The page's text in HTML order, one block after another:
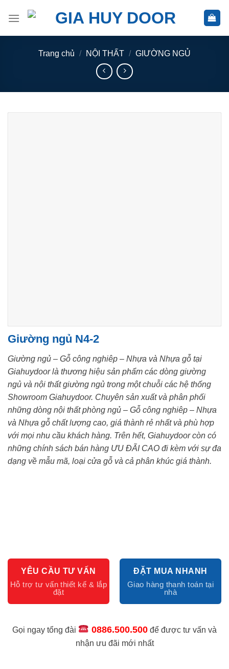
Trang chủ / NỘI THẤT / GIƯỜNG NGỦ
Giường ngủ N4-2
Giường ngủ – Gỗ công nghiêp – Nhựa và Nhựa gỗ tại
Giahuydoor là thương hiệu sản phẩm các dòng giường
ngủ và nội thất giường ngủ trong một chuỗi các hệ thống
Showroom Giahuydoor. Chuyên sản xuất và phân phối
những dòng nội thất phòng ngủ – Gỗ công nghiêp – Nhựa
và Nhựa gỗ chất lượng cao, giá thành rẻ nhất và phù hợp
với mọi nhu cầu khách hàng. Trên hết, Giahuydoor còn có
những chính sách bán hàng ƯU ĐÃI CAO đi kèm với sự đa
dạng về mẫu mã, loại cửa gỗ và cả phân khúc giá thành.
YÊU CẦU TƯ VẤN ĐẶT MUA NHANH
Gọi ngay tổng đài 0886.500.500để được tư vấn và
nhận ưu đãi mới nhất